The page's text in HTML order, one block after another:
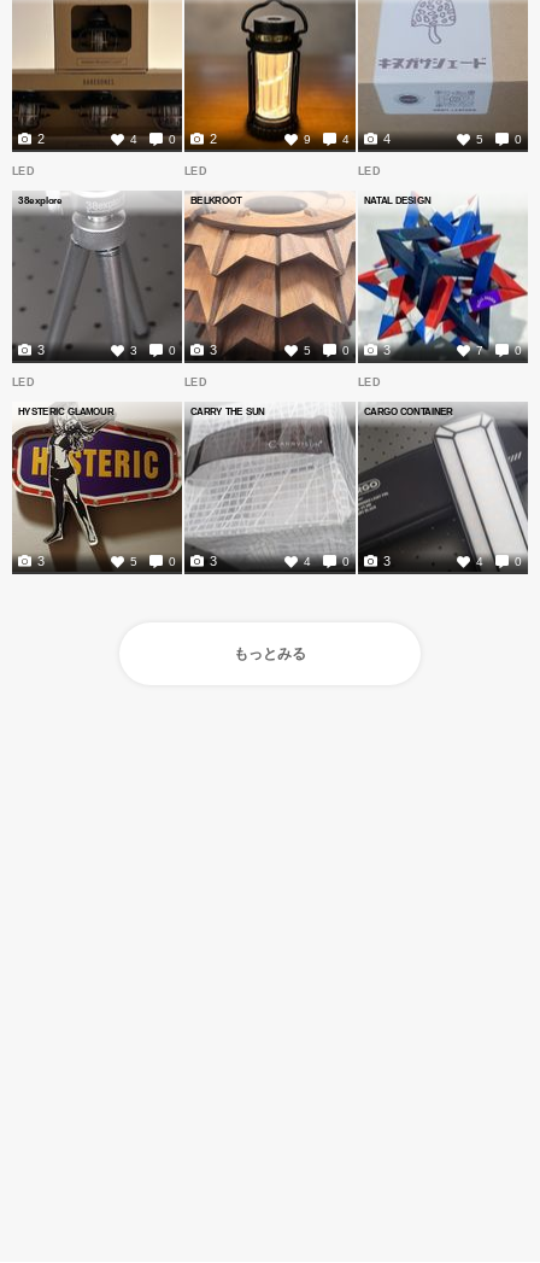
4 0
2 9 4
2 5 0
4
LED
38explore
3 0
3
LED
BELKROOT
5 0
3
LED
NATAL DESIGN
7 0
3
LED
HYSTERIC GLAMOUR
5 0
3
LED
CARRY THE SUN
4 0
3
LED
CARGO CONTAINER
4 0
3
もっとみる